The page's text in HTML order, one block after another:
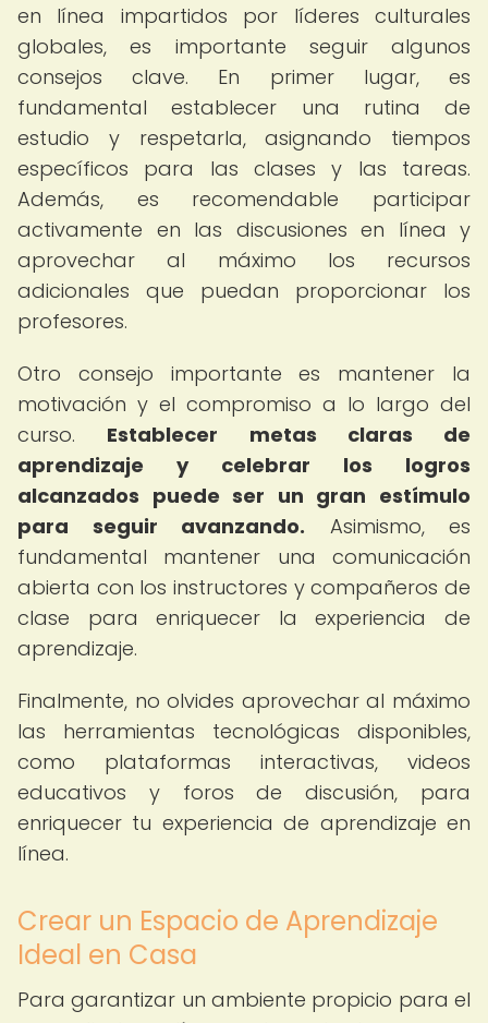
en línea impartidos por líderes culturales
globales, es importante seguir algunos
consejos clave. En primer lugar, es
fundamental establecer una rutina de
estudio y respetarla, asignando tiempos
específicos para las clases y las tareas.
Además, es recomendable participar
activamente en las discusiones en línea y
aprovechar al máximo los recursos
adicionales que puedan proporcionar los
profesores.
Otro consejo importante es mantener la
motivación y el compromiso a lo largo del
curso. Establecer metas claras de
aprendizaje y celebrar los logros
alcanzados puede ser un gran estímulo
para seguir avanzando. Asimismo, es
fundamental mantener una comunicación
abierta con los instructores y compañeros de
clase para enriquecer la experiencia de
aprendizaje.
Finalmente, no olvides aprovechar al máximo
las herramientas tecnológicas disponibles,
como plataformas interactivas, videos
educativos y foros de discusión, para
enriquecer tu experiencia de aprendizaje en
línea.
Crear un Espacio de Aprendizaje
Ideal en Casa
Para garantizar un ambiente propicio para el